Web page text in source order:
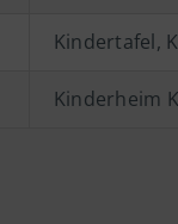
Kindertafel,
Kinderheim